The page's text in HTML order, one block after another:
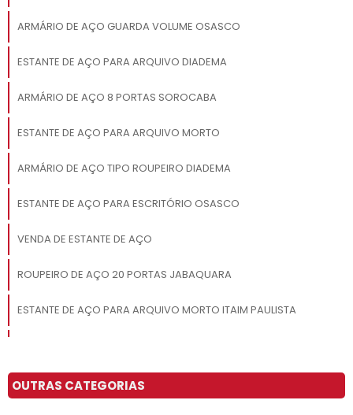
ARMÁRIO DE AÇO GUARDA VOLUME OSASCO
ESTANTE DE AÇO PARA ARQUIVO DIADEMA
ARMÁRIO DE AÇO 8 PORTAS SOROCABA
ESTANTE DE AÇO PARA ARQUIVO MORTO
ARMÁRIO DE AÇO TIPO ROUPEIRO DIADEMA
ESTANTE DE AÇO PARA ESCRITÓRIO OSASCO
VENDA DE ESTANTE DE AÇO
ROUPEIRO DE AÇO 20 PORTAS JABAQUARA
ESTANTE DE AÇO PARA ARQUIVO MORTO ITAIM PAULISTA
ARMÁRIO DE AÇO COM CHAVE SÃO JOSÉ DOS CAMPOS
OUTRAS CATEGORIAS